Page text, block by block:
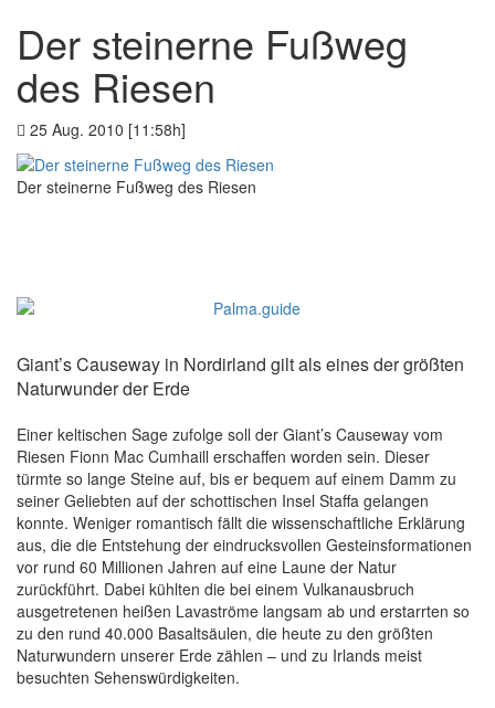
Der steinerne Fußweg
des Riesen
25 Aug. 2010 [11:58h]
Der steinerne Fußweg des Riesen
Giant’s Causeway in Nordirland gilt als eines der größten
Naturwunder der Erde
Einer keltischen Sage zufolge soll der Giant’s Causeway vom
Riesen Fionn Mac Cumhaill erschaffen worden sein. Dieser
türmte so lange Steine auf, bis er bequem auf einem Damm zu
seiner Geliebten auf der schottischen Insel Staffa gelangen
konnte. Weniger romantisch fällt die wissenschaftliche Erklärung
aus, die die Entstehung der eindrucksvollen Gesteinsformationen
vor rund 60 Millionen Jahren auf eine Laune der Natur
zurückführt. Dabei kühlten die bei einem Vulkanausbruch
ausgetretenen heißen Lavaströme langsam ab und erstarrten so
zu den rund 40.000 Basaltsäulen, die heute zu den größten
Naturwundern unserer Erde zählen – und zu Irlands meist
besuchten Sehenswürdigkeiten.